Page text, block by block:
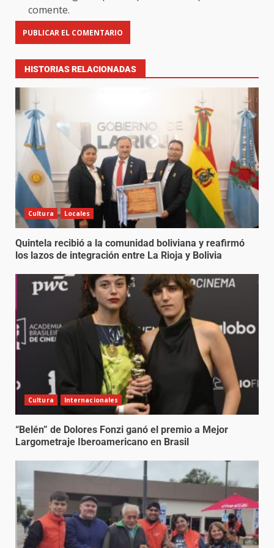
comente.
HISTORIAS RELACIONADAS
Cultura Locales
Quintela recibió a la comunidad boliviana y reafirmó
los lazos de integración entre La Rioja y Bolivia
Cultura Internacionales
“Belén” de Dolores Fonzi ganó el premio a Mejor
Largometraje Iberoamericano en Brasil